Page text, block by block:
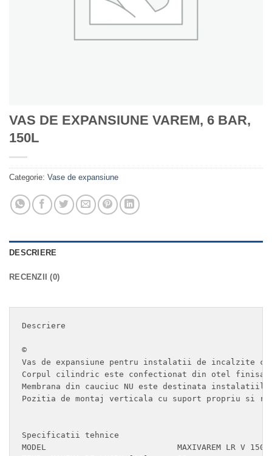
VAS DE EXPANSIUNE VAREM, 6 BAR,
150L
Categorie: Vase de expansiune
DESCRIERE
RECENZII (0)
Descriere
©
Vas de expansiune pentru instalatii de incalzite cu
Corpul cilindric este confectionat din otel finisat
Membrana din cauciuc NU este destinata
Pozitia de montaj verticala cu suport propriu si
Specificatii tehnice
MODEL                        	MAXIVAREM LR V 150